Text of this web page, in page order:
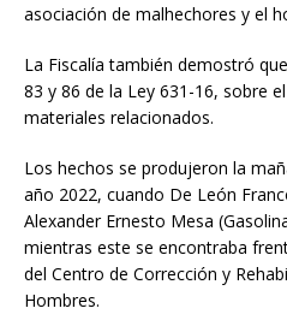
asociación de malhechores y el
La Fiscalía también demostró
83 y 86 de la Ley 631-16, sobre
materiales relacionados.
Los hechos se produjeron la
año 2022, cuando De León
Alexander Ernesto Mesa
mientras este se encontraba
del Centro de Corrección y
Hombres.